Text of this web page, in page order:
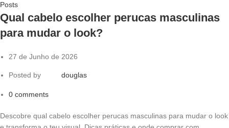
Posts
Qual cabelo escolher perucas masculinas
para mudar o look?
27 de Junho de 2026
Posted by douglas
0 comments
Descobre qual cabelo escolher perucas masculinas para mudar o look